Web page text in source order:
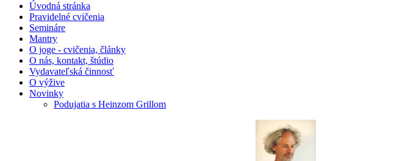
Úvodná stránka
Pravidelné cvičenia
Semináre
Mantry
O joge - cvičenia, články
O nás, kontakt, štúdio
Vydavateľská činnosť
O výžive
Novinky
Podujatia s Heinzom Grillom